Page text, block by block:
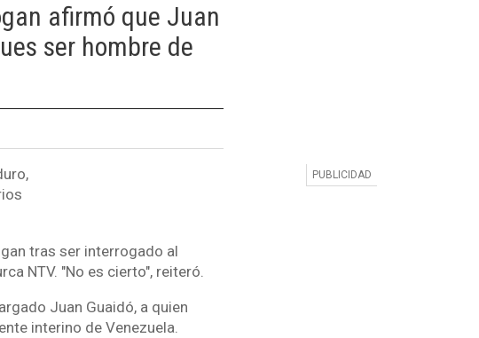
afirmó que Juan
ser hombre de
tras ser interrogado al
NTV. "No es cierto", reiteró.
Juan Guaidó, a quien
interino de Venezuela.